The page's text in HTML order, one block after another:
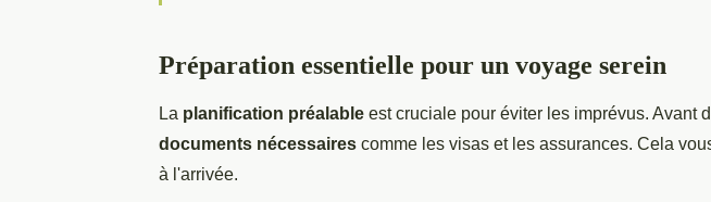
Préparation essentielle pour un voyage serein
La planification préalable est cruciale pour éviter les imprévus. Avant
documents nécessaires comme les visas et les assurances. Cela
à l'arrivée.